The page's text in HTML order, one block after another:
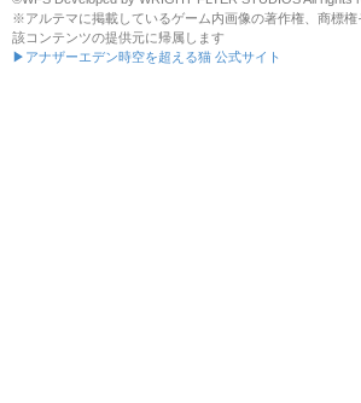
※アルテマに掲載しているゲーム内画像の著作権、商標権
該コンテンツの提供元に帰属します
▶アナザーエデン時空を超える猫 公式サイト